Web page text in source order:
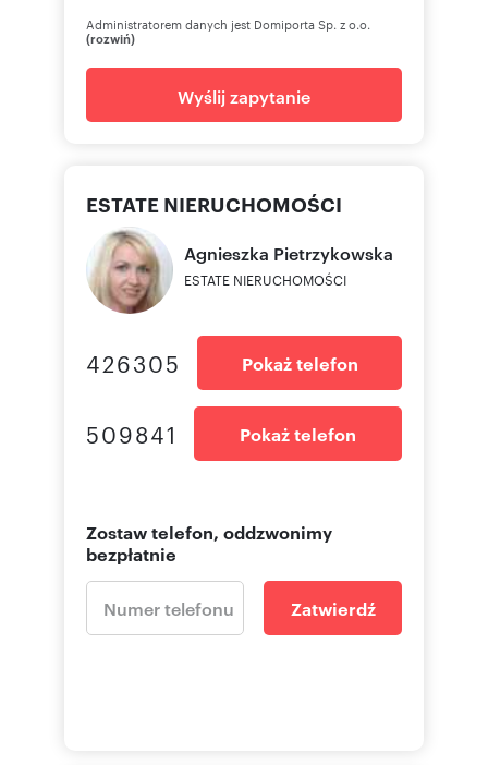
Administratorem danych jest Domiporta Sp. z o.o.
(rozwiń)
Wyślij zapytanie
ESTATE NIERUCHOMOŚCI
Agnieszka Pietrzykowska
ESTATE NIERUCHOMOŚCI
426305 Pokaż telefon
509841 Pokaż telefon
Zostaw telefon, oddzwonimy
bezpłatnie
Zatwierdź